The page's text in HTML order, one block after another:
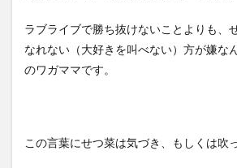
ラブライブで勝ち抜けないことよりも、
なれない（大好きを叫べない）方が嫌な
のワガママです。
この言葉にせつ菜は気づき、もしくは吹